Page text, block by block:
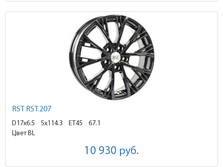
RST RST.207
D17x6.5 5x114.3 ET45
67.1
Цвет BL
10 930 руб.